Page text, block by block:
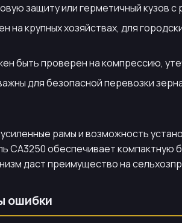
защиту или герметичный кузов с
крупных хозяйствах, для
быть проверен на компрессию,
для безопасной перевозки
рамы и возможность
CA3250 обеспечивает
даст преимущество на
ошибки